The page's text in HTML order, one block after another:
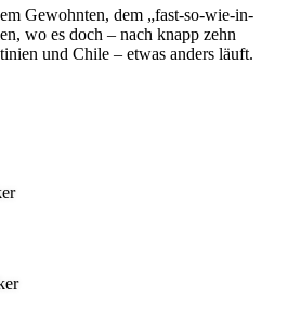
Gewohnten, dem „fast-so-wie-in-
wo es doch – nach knapp zehn
und Chile – etwas anders läuft.